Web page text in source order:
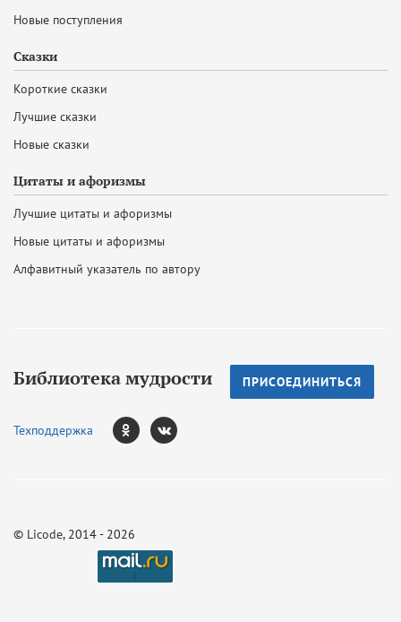
Новые поступления
Сказки
Короткие сказки
Лучшие сказки
Новые сказки
Цитаты и афоризмы
Лучшие цитаты и афоризмы
Новые цитаты и афоризмы
Алфавитный указатель по автору
Библиотека мудрости ПРИСОЕДИНИТЬСЯ
Техподдержка
© Licode, 2014 - 2026